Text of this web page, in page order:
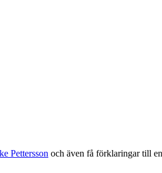
Pettersson och även få förklaringar till